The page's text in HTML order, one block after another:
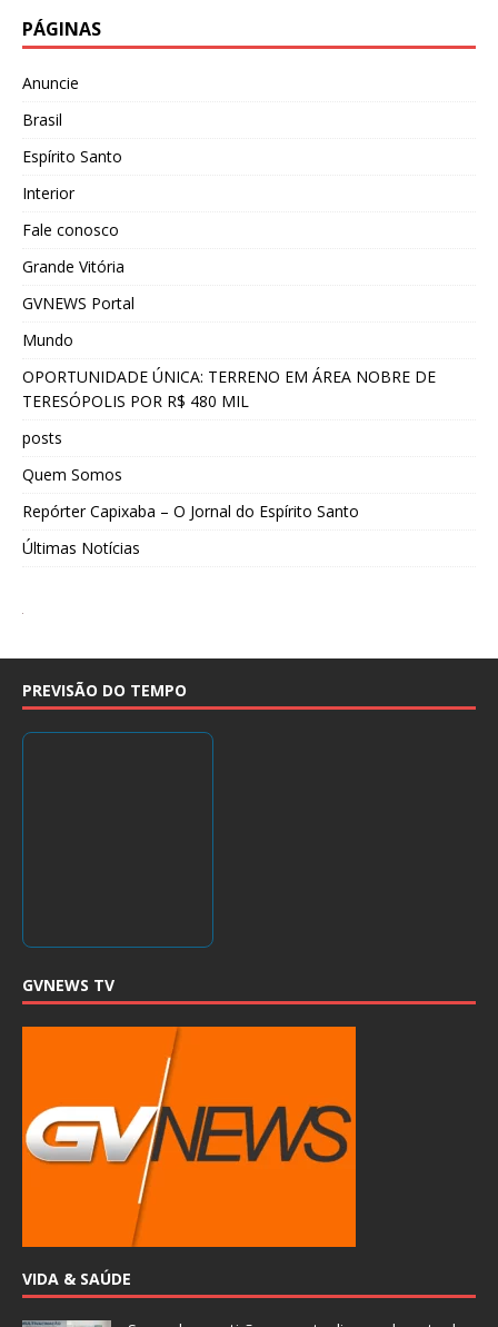
PÁGINAS
Anuncie
Brasil
Espírito Santo
Interior
Fale conosco
Grande Vitória
GVNEWS Portal
Mundo
OPORTUNIDADE ÚNICA: TERRENO EM ÁREA NOBRE DE
TERESÓPOLIS POR R$ 480 MIL
posts
Quem Somos
Repórter Capixaba – O Jornal do Espírito Santo
Últimas Notícias
PREVISÃO DO TEMPO
GVNEWS TV
VIDA & SAÚDE